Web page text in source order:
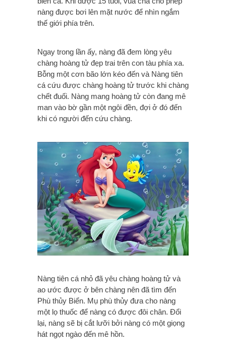
nàng được bơi lên mặt nước để nhìn ngắm
thế giới phía trên.
Ngay trong lần ấy, nàng đã đem lòng yêu
chàng hoàng tử đẹp trai trên con tàu phía xa.
Bỗng một cơn bão lớn kéo đến và Nàng tiên
cá cứu được chàng hoàng tử trước khi chàng
chết đuối. Nàng mang hoàng tử còn đang mê
man vào bờ gần một ngôi đền, đợi ở đó đến
khi có người đến cứu chàng.
Nàng tiên cá nhỏ đã yêu chàng hoàng tử và
ao ước được ở bên chàng nên đã tìm đến
Phù thủy Biển. Mụ phù thủy đưa cho nàng
một lọ thuốc để nàng có được đôi chân. Đổi
lại, nàng sẽ bị cắt lưỡi bởi nàng có một giọng
hát ngọt ngào đến mê hồn.